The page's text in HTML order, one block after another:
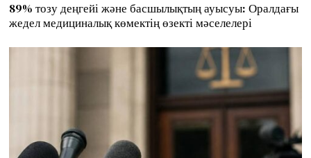
89% тозу деңгейі және басшылықтың ауысуы: Оралдағы
жедел медициналық көмектің өзекті мәселелері